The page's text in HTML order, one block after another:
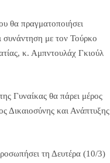
θα πραγματοποιήσει
συνάντηση με τον Τούρκο
κ. Αμπντουλάχ Γκιούλ
Γυναίκας θα πάρει μέρος
Δικαιοσύνης και Ανάπτυξης
τη Δευτέρα (10/3)